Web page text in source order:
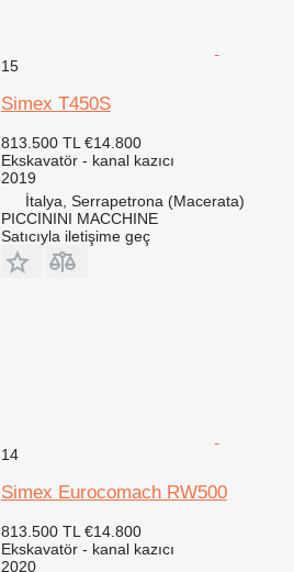
15
Simex T450S
813.500 TL €14.800
Ekskavatör - kanal kazıcı
2019
İtalya, Serrapetrona (Macerata)
PICCININI MACCHINE
Satıcıyla iletişime geç
14
Simex Eurocomach RW500
813.500 TL €14.800
Ekskavatör - kanal kazıcı
2020